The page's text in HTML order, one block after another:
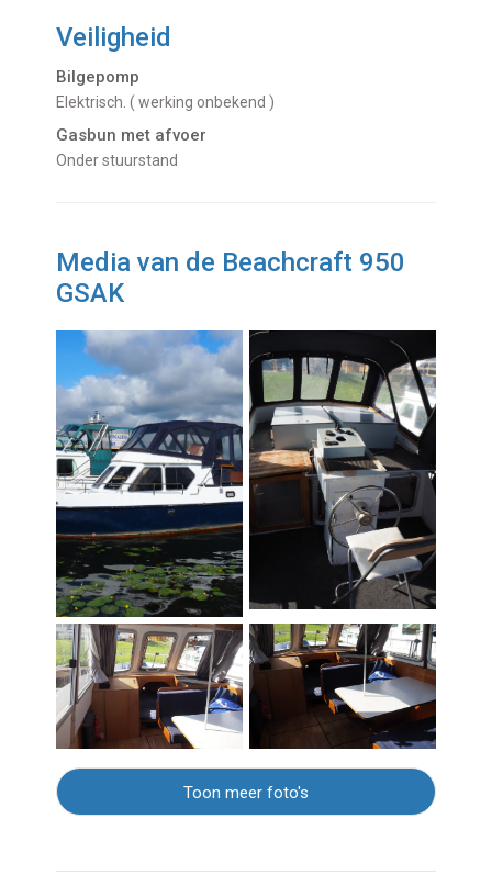
Veiligheid
Bilgepomp
Elektrisch. ( werking onbekend )
Gasbun met afvoer
onder stuurstand
Media van de Beachcraft 950
GSAK
Toon meer foto's